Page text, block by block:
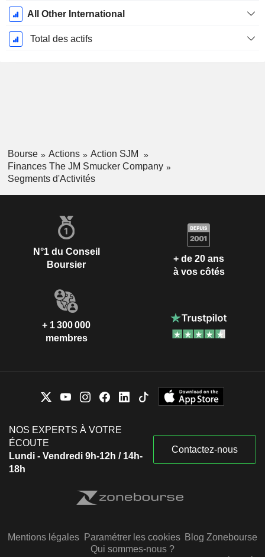
All Other International
Total des actifs
Bourse Actions
Action SJM
Finances The JM Smucker Company
Segments d'Activités
N°1 du Conseil
Boursier
+ de 20 ans
à vos côtés
+ 1 300 000
membres
NOS EXPERTS À VOTRE
ÉCOUTE
Lundi - Vendredi 9h-12h / 14h-
18h
Contactez-nous
Mentions légales Paramétrer les cookies Blog Zonebourse
Qui sommes-nous ?